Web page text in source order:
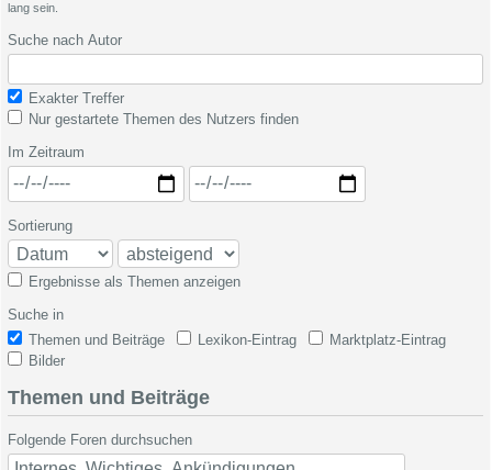
lang sein.
Suche nach Autor
Exakter Treffer
Nur gestartete Themen des Nutzers finden
Im Zeitraum
Sortierung
Ergebnisse als Themen anzeigen
Suche in
Themen und Beiträge
Lexikon-Eintrag
Marktplatz-Eintrag
Bilder
Themen und Beiträge
Folgende Foren durchsuchen